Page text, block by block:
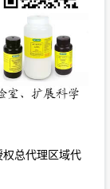
总代理区域代